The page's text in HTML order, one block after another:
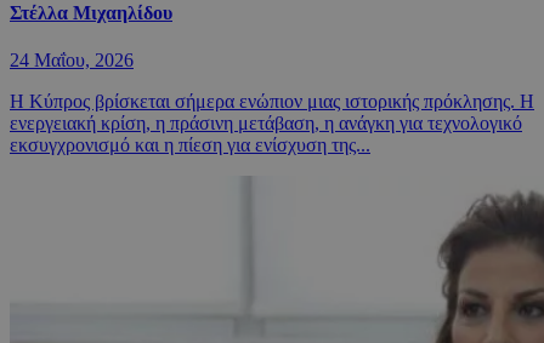
Στέλλα Μιχαηλίδου
24 Μαΐου, 2026
Η Κύπρος βρίσκεται σήμερα ενώπιον μιας ιστορικής πρόκλησης. Η
ενεργειακή κρίση, η πράσινη μετάβαση, η ανάγκη για τεχνολογικό
εκσυγχρονισμό και η πίεση για ενίσχυση της...